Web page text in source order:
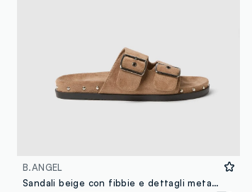
B.ANGEL
Sandali beige con fibbie e dettagli metallici